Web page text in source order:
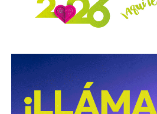
Con esta reforma, el Congreso del
acciones de prevención y
motocicletas y motonetas en San
También lee:Deudores
cárcel por ocultar bienes en SLP